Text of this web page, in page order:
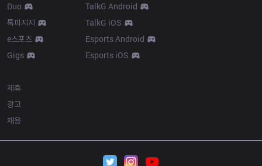
Duo
톡피지지
e스포츠
Gigs
TalkG Android
TalkG iOS
Esports Android
Esports iOS
제휴
광고
채용